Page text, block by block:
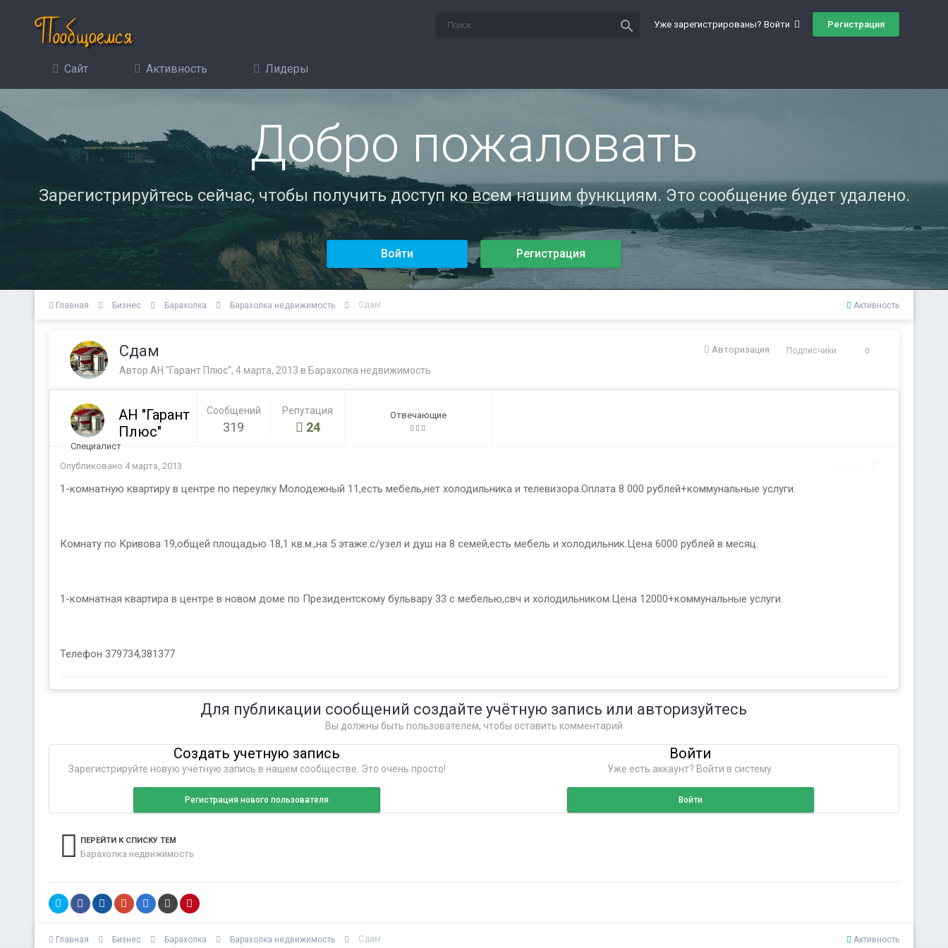
Уже зарегистрированы? Войти Регистрация
search
Сайт Активность Лидеры
Добро пожаловать
Зарегистрируйтесь сейчас, чтобы получить доступ ко всем нашим функциям. Это сообщение будет удалено.
Войти Регистрация
Активность
Главная Бизнес Барахолка Барахолка недвижимость Сдам
Авторизация Подписчики 0
Сдам
Автор АН "Гарант Плюс", 4 марта, 2013 в Барахолка недвижимость
АН "Гарант
Плюс"
Специалист
Сообщений
319
Репутация
24
Отвечающие
Опубликовано 4 марта, 2013
1-комнатную квартиру в центре по переулку Молодежный 11,есть мебель,нет холодильника и телевизора.Оплата 8 000 рублей+коммунальные услуги.
Комнату по Кривова 19,общей площадью 18,1 кв.м.,на 5 этаже.с/узел и душ на 8 семей,есть мебель и холодильник.Цена 6000 рублей в месяц.
1-комнатная квартира в центре в новом доме по Президентскому бульвару 33 с мебелью,свч и холодильником.Цена 12000+коммунальные услуги.
Телефон 379734,381377
Для публикации сообщений создайте учётную запись или авторизуйтесь
Вы должны быть пользователем, чтобы оставить комментарий
Создать учетную запись
Зарегистрируйте новую учётную запись в нашем сообществе. Это очень просто!
Регистрация нового пользователя
Войти
Уже есть аккаунт? Войти в систему.
Войти
ПЕРЕЙТИ К СПИСКУ ТЕМ
Барахолка недвижимость
Активность
Главная Бизнес Барахолка Барахолка недвижимость Сдам